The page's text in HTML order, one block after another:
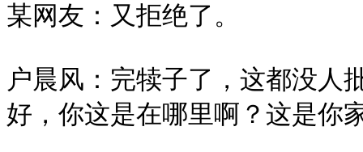
某网友：又拒绝了。
户晨风：完犊子了，这都没人
好，你这是在哪里啊？这是你